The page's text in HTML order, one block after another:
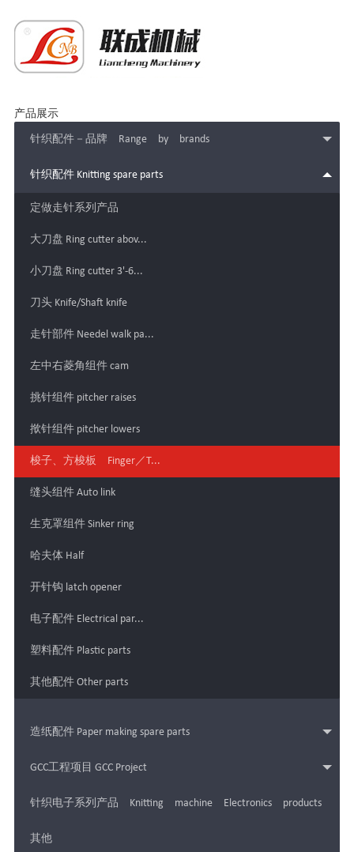
产品展示
针织配件－品牌 Range by brands
针织配件 Knitting spare parts
定做走针系列产品
大刀盘 Ring cutter abov...
小刀盘 Ring cutter 3'-6...
刀头 Knife/Shaft knife
走针部件 Needel walk pa...
左中右菱角组件 cam
挑针组件 pitcher raises
揿针组件 pitcher lowers
梭子、方梭板 Finger／T...
缝头组件 Auto link
生克罩组件 Sinker ring
哈夫体 Half
开针钩 latch opener
电子配件 Electrical par...
塑料配件 Plastic parts
其他配件 Other parts
造纸配件 Paper making spare parts
GCC工程项目 GCC Project
针织电子系列产品 Knitting machine Electronics products
其他